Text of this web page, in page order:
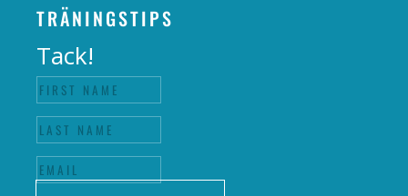
TRÄNINGSTIPS
Tack!